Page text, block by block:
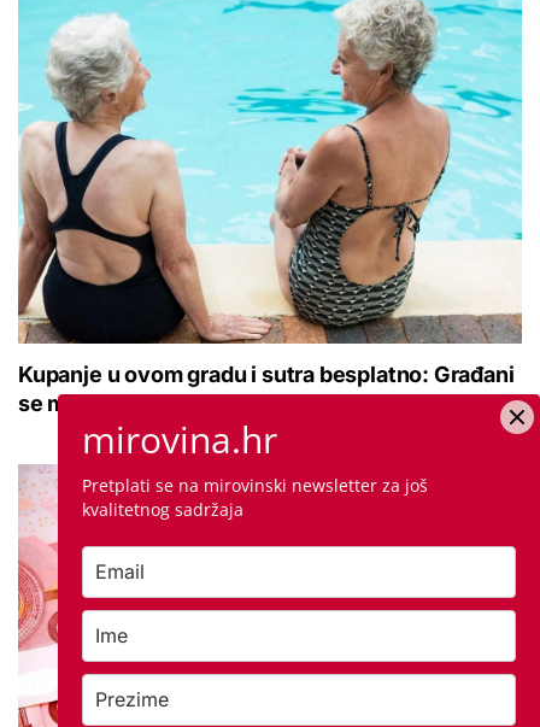
Kupanje u ovom gradu i sutra besplatno: Građani
se mogu ohladiti tijekom toplinskog vala
mirovina.hr
Pretplati se na mirovinski newsletter za još
kvalitetnog sadržaja